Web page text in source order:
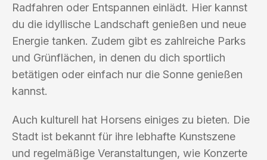
Radfahren oder Entspannen einlädt. Hier kannst
du die idyllische Landschaft genießen und neue
Energie tanken. Zudem gibt es zahlreiche Parks
und Grünflächen, in denen du dich sportlich
betätigen oder einfach nur die Sonne genießen
kannst.
Auch kulturell hat Horsens einiges zu bieten. Die
Stadt ist bekannt für ihre lebhafte Kunstszene
und regelmäßige Veranstaltungen, wie Konzerte